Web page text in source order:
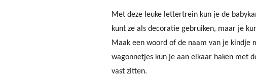
Met deze leuke lettertrein kun je de
kunt ze als decoratie gebruiken, maar je
Maak een woord of de naam van je kindje
wagonnetjes kun je aan elkaar haken met
vast zitten.